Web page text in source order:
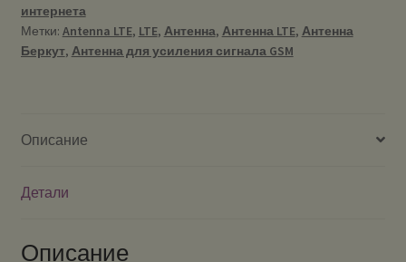
интернета
Метки: Antenna LTE, LTE, Антенна, Антенна LTE, Антенна
Беркут, Антенна для усиления сигнала GSM
Описание
Детали
Описание